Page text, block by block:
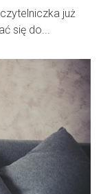
już
się do...